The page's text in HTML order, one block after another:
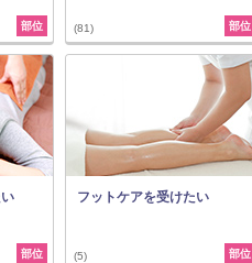
部位 (81) 部位
部位
フットケアを受けたい
(5) 部位